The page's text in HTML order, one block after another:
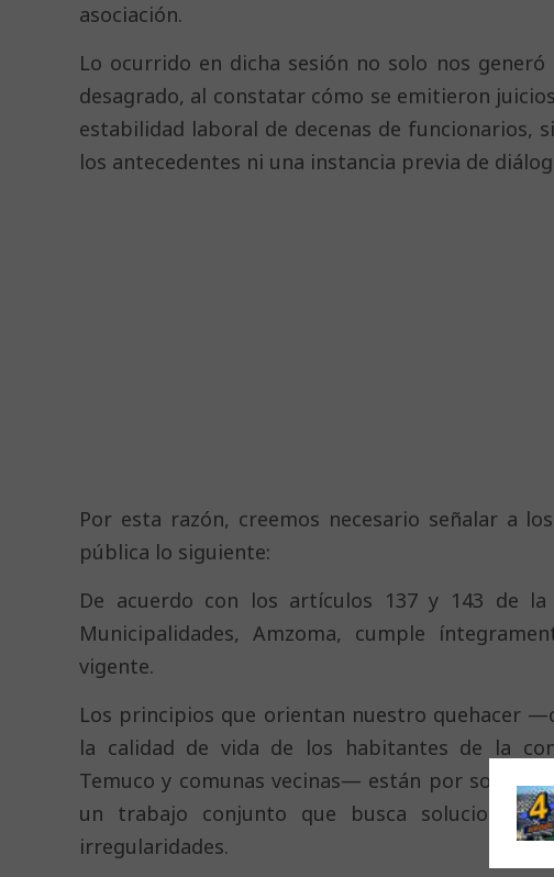
asociación.
Lo ocurrido en dicha sesión no solo nos
desagrado, al constatar cómo se emitieron
estabilidad laboral de decenas de funcionarios,
los antecedentes ni una instancia previa de
Por esta razón, creemos necesario señalar a
pública lo siguiente:
De acuerdo con los artículos 137 y 143 de la
Municipalidades, Amzoma, cumple
vigente.
Los principios que orientan nuestro quehacer
la calidad de vida de los habitantes de la
Temuco y comunas vecinas— están por sobre
un trabajo conjunto que busca soluciones
irregularidades.